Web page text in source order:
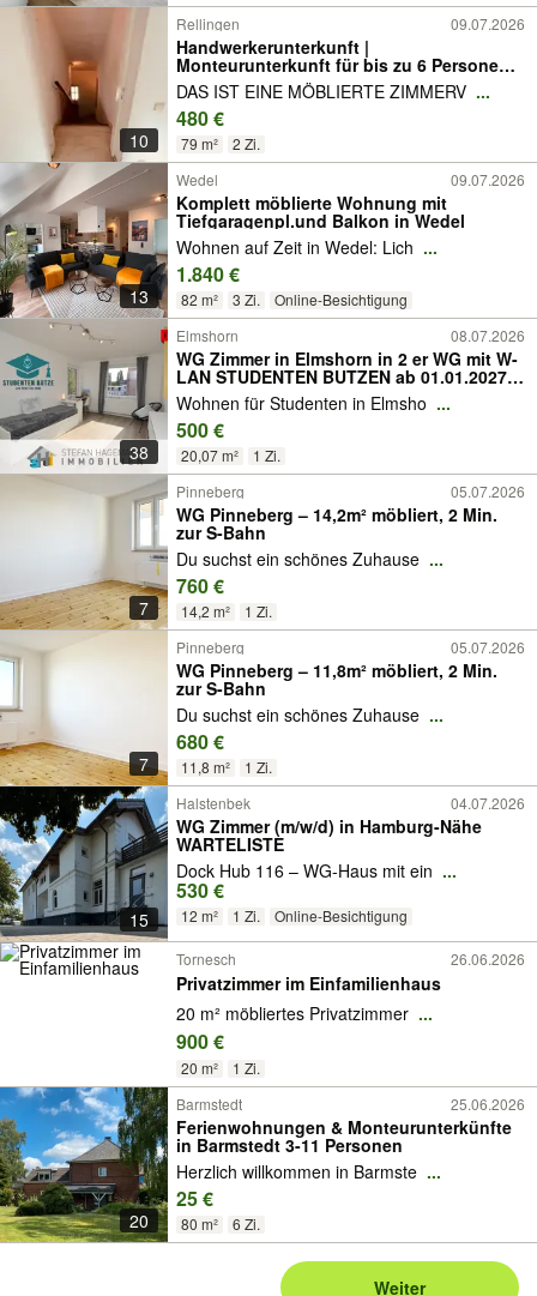
10
Rellingen 09.07.2026
Handwerkerunterkunft |
Monteurunterkunft für bis zu 6 Personen
in Rellingen
DAS IST EINE MÖBLIERTE ZIMMERV ...
480 €
79 m² 2 Zi.
13
Wedel 09.07.2026
Komplett möblierte Wohnung mit
Tiefgaragenpl.und Balkon in Wedel
Wohnen auf Zeit in Wedel: Lich ...
1.840 €
82 m² 3 Zi. Online-Besichtigung
38
Elmshorn 08.07.2026
WG Zimmer in Elmshorn in 2 er WG mit W-
LAN STUDENTEN BUTZEN ab 01.01.2027
frei
Wohnen für Studenten in Elmsho ...
500 €
20,07 m² 1 Zi.
7
Pinneberg 05.07.2026
WG Pinneberg – 14,2m² möbliert, 2 Min.
zur S-Bahn
Du suchst ein schönes Zuhause ...
760 €
14,2 m² 1 Zi.
7
Pinneberg 05.07.2026
WG Pinneberg – 11,8m² möbliert, 2 Min.
zur S-Bahn
Du suchst ein schönes Zuhause ...
680 €
11,8 m² 1 Zi.
15
Halstenbek 04.07.2026
WG Zimmer (m/w/d) in Hamburg-Nähe
WARTELISTE
Dock Hub 116 – WG-Haus mit ein ...
530 €
12 m² 1 Zi. Online-Besichtigung
Tornesch 26.06.2026
Privatzimmer im Einfamilienhaus
20 m² möbliertes Privatzimmer ...
900 €
20 m² 1 Zi.
20
Barmstedt 25.06.2026
Ferienwohnungen & Monteurunterkünfte
in Barmstedt 3-11 Personen
Herzlich willkommen in Barmste ...
25 €
80 m² 6 Zi.
Weiter